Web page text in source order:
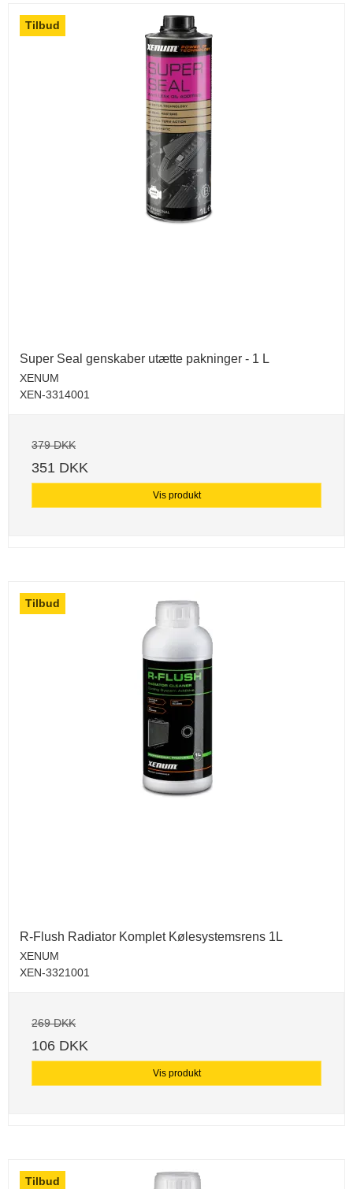
Tilbud
Super Seal genskaber utætte pakninger - 1 L
XENUM
XEN-3314001
379 DKK
351 DKK
Vis produkt
Tilbud
R-Flush Radiator Komplet Kølesystemsrens 1L
XENUM
XEN-3321001
269 DKK
106 DKK
Vis produkt
Tilbud